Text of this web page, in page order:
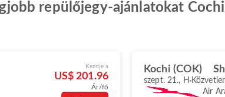
repülőjegy-ajánlatokat
Kezdje a
US$ 201.96
Ár/fő
Kochi (COK)
szept. 21., H
Air